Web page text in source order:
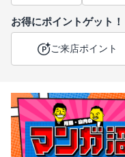
お得にポイントゲット！
ご来店ポイント